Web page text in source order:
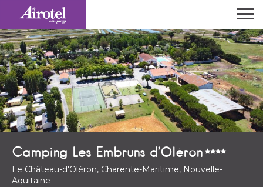
Camping Les Embruns d’Oléron
Le Château-d'Oléron, Charente-Maritime, Nouvelle-
Aquitaine